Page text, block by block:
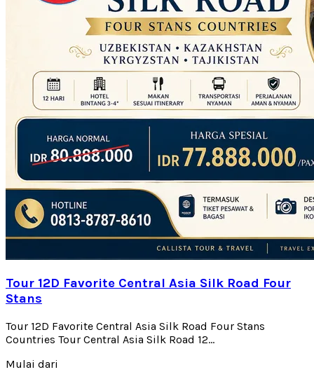
Tour 12D Favorite Central Asia Silk Road Four
Stans
Tour 12D Favorite Central Asia Silk Road Four Stans
Countries Tour Central Asia Silk Road 12...
Mulai dari